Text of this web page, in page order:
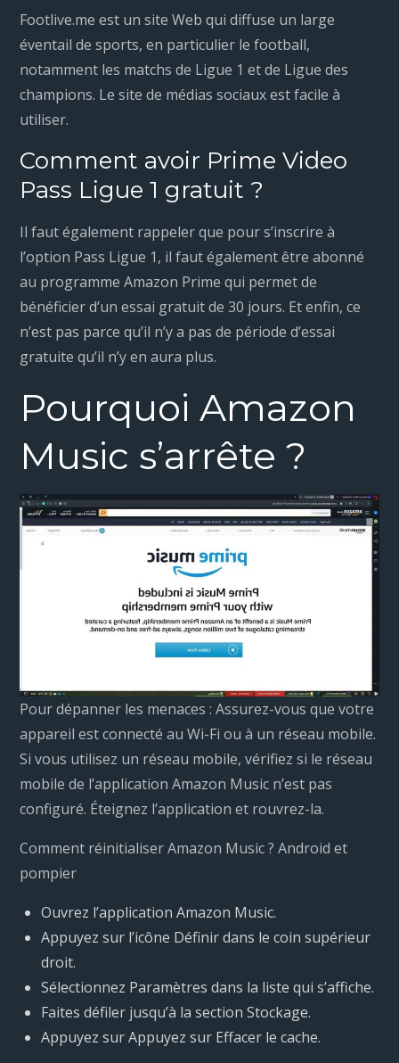
Footlive.me est un site Web qui diffuse un large
éventail de sports, en particulier le football,
notamment les matchs de Ligue 1 et de Ligue des
champions. Le site de médias sociaux est facile à
utiliser.
Comment avoir Prime Video
Pass Ligue 1 gratuit ?
Il faut également rappeler que pour s’inscrire à
l’option Pass Ligue 1, il faut également être abonné
au programme Amazon Prime qui permet de
bénéficier d’un essai gratuit de 30 jours. Et enfin, ce
n’est pas parce qu’il n’y a pas de période d’essai
gratuite qu’il n’y en aura plus.
Pourquoi Amazon
Music s’arrête ?
Pour dépanner les menaces : Assurez-vous que votre
appareil est connecté au Wi-Fi ou à un réseau mobile.
Si vous utilisez un réseau mobile, vérifiez si le réseau
mobile de l’application Amazon Music n’est pas
configuré. Éteignez l’application et rouvrez-la.
Comment réinitialiser Amazon Music ? Android et
pompier
Ouvrez l’application Amazon Music.
Appuyez sur l’icône Définir dans le coin supérieur
droit.
Sélectionnez Paramètres dans la liste qui s’affiche.
Faites défiler jusqu’à la section Stockage.
Appuyez sur Appuyez sur Effacer le cache.